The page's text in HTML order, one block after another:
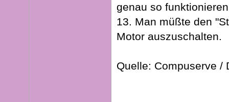
genau so
13. Man müßte den
Motor auszuschalten.
Quelle: Compuserve /